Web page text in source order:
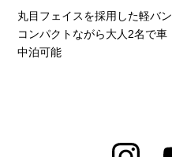
丸目フェイスを採用した軽バン
コンパクトながら大人2名で車
中泊可能